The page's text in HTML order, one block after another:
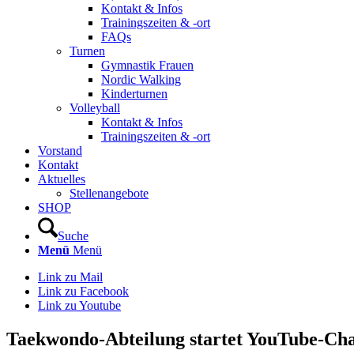
Kontakt & Infos
Trainingszeiten & -ort
FAQs
Turnen
Gymnastik Frauen
Nordic Walking
Kinderturnen
Volleyball
Kontakt & Infos
Trainingszeiten & -ort
Vorstand
Kontakt
Aktuelles
Stellenangebote
SHOP
Suche
Menü Menü
Link zu Mail
Link zu Facebook
Link zu Youtube
Taekwondo-Abteilung startet YouTube-